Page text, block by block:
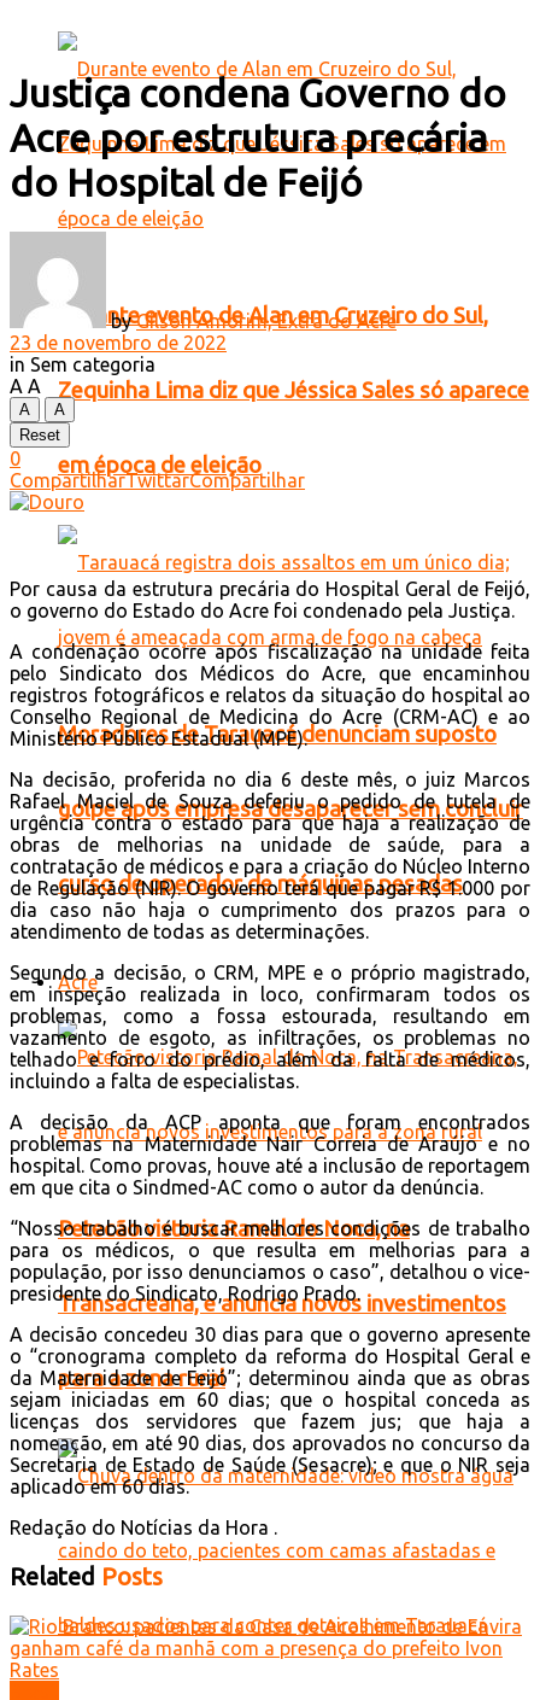
Durante evento de Alan em Cruzeiro do Sul,
Zequinha Lima diz que Jéssica Sales só aparece
em época de eleição
Moradores de Tarauacá denunciam suposto
golpe após empresa desaparecer sem concluir
curso de operador de máquinas pesadas
Acre
Petecão vistoria Ramal do Noca, na
Transacreana, e anuncia novos investimentos
para a zona rural
Justiça condena Governo do
Acre por estrutura precária
do Hospital de Feijó
by Gilson Amorim, Extra do Acre
23 de novembro de 2022
in Sem categoria
A A
A
A
Reset
0
CompartilharTwittarCompartilhar
Por causa da estrutura precária do Hospital Geral de Feijó,
o governo do Estado do Acre foi condenado pela Justiça.
A condenação ocorre após fiscalização na unidade feita
pelo Sindicato dos Médicos do Acre, que encaminhou
registros fotográficos e relatos da situação do hospital ao
Conselho Regional de Medicina do Acre (CRM-AC) e ao
Ministério Público Estadual (MPE).
Na decisão, proferida no dia 6 deste mês, o juiz Marcos
Rafael Maciel de Souza deferiu o pedido de tutela de
urgência contra o estado para que haja a realização de
obras de melhorias na unidade de saúde, para a
contratação de médicos e para a criação do Núcleo Interno
de Regulação (NIR). O governo terá que pagar R$ 1.000 por
dia caso não haja o cumprimento dos prazos para o
atendimento de todas as determinações.
Segundo a decisão, o CRM, MPE e o próprio magistrado,
em inspeção realizada in loco, confirmaram todos os
problemas, como a fossa estourada, resultando em
vazamento de esgoto, as infiltrações, os problemas no
telhado e forro do prédio, além da falta de médicos,
incluindo a falta de especialistas.
A decisão da ACP aponta que foram encontrados
problemas na Maternidade Nair Correia de Araújo e no
hospital. Como provas, houve até a inclusão de reportagem
em que cita o Sindmed-AC como o autor da denúncia.
“Nosso trabalho é buscar melhores condições de trabalho
para os médicos, o que resulta em melhorias para a
população, por isso denunciamos o caso”, detalhou o vice-
presidente do Sindicato, Rodrigo Prado.
A decisão concedeu 30 dias para que o governo apresente
o “cronograma completo da reforma do Hospital Geral e
da Maternidade de Feijó”; determinou ainda que as obras
sejam iniciadas em 60 dias; que o hospital conceda as
licenças dos servidores que fazem jus; que haja a
nomeação, em até 90 dias, dos aprovados no concurso da
Secretaria de Estado de Saúde (Sesacre); e que o NIR seja
aplicado em 60 dias.
Redação do Notícias da Hora .
Related Posts